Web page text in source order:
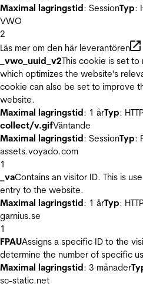
Maximal lagringstid: SessionTyp:
VWO
2
Läs mer om den här leverantören
_vwo_uuid_v2This cookie is set
which optimizes the website's
cookie can also be set to improve
website.
Maximal lagringstid: 1 årTyp:
collect/v.gifVäntande
Maximal lagringstid: SessionTyp:
assets.voyado.com
1
_vaContains an visitor ID. This is
entry to the website.
Maximal lagringstid: 1 årTyp:
garnius.se
1
FPAUAssigns a specific ID to the
determine the number of specific
Maximal lagringstid: 3 månader
sc-static.net